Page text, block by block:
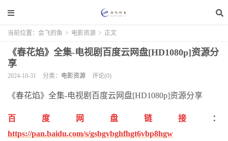
当前位置： 会飞的鱼 > 电影资源 > 正文
《春花焰》全集-电视剧百度云网盘[HD1080p]资源分
享
2024-10-31 分类： 电影资源 评论(0)
《春花焰》全集-电视剧百度云网盘[HD1080p]资源分享
百度网盘链接
：
https://pan.baidu.com/s/gsbgvbghfhgt6vbp8hgw